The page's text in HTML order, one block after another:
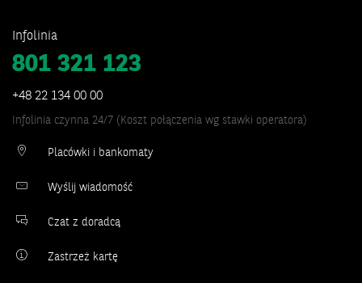
Infolinia
801 321 123
+48 22 134 00 00
Infolinia czynna 24/7 (Koszt połączenia wg stawki operatora)
Placówki i bankomaty
Wyślij wiadomość
Czat z doradcą
Zastrzeż kartę